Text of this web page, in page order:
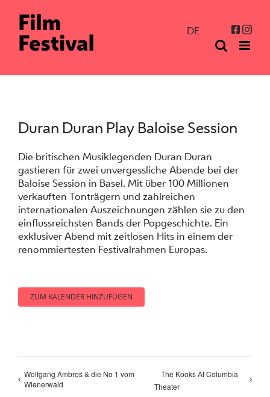
Inhalt
springen
DE
Duran Duran Play Baloise Session
Die britischen Musiklegenden Duran Duran
gastieren für zwei unvergessliche Abende bei der
Baloise Session in Basel. Mit über 100 Millionen
verkauften Tonträgern und zahlreichen
internationalen Auszeichnungen zählen sie zu den
einflussreichsten Bands der Popgeschichte. Ein
exklusiver Abend mit zeitlosen Hits in einem der
renommiertesten Festivalrahmen Europas.
ZUM KALENDER HINZUFÜGEN
Wolfgang Ambros & die No 1 vom
Wienerwald
The Kooks At Columbia
Theater